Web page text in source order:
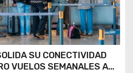
SU CONECTIVIDAD
VUELOS SEMANALES A